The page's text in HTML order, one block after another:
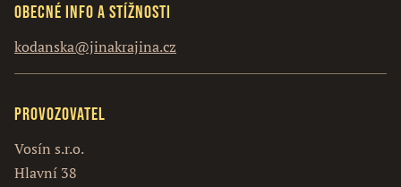
Obecné info a stížnosti
kodanska@jinakrajina.cz
Provozovatel
Vosín s.r.o.
Hlavní 38